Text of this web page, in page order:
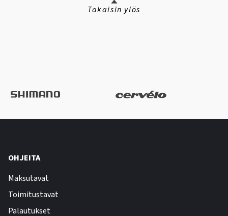
Takaisin ylös
OHJEITA
Maksutavat
Toimitustavat
Palautukset